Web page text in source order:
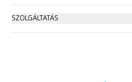
SZOLGÁLTATÁS